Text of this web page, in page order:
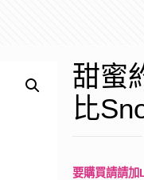
甜蜜
比
要購買請請加